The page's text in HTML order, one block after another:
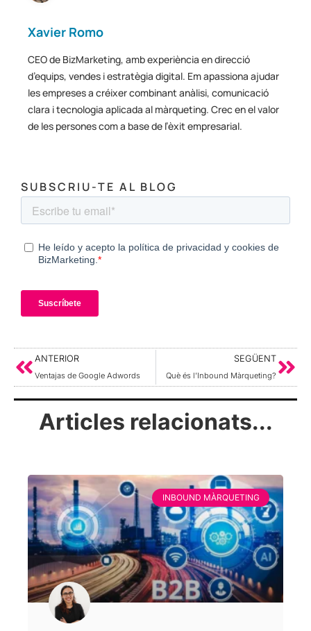
Xavier Romo
CEO de BizMarketing, amb experiència en direcció
d’equips, vendes i estratègia digital. Em apassiona ajudar
les empreses a créixer combinant anàlisi, comunicació
clara i tecnologia aplicada al màrqueting. Crec en el valor
de les persones com a base de l’èxit empresarial.
SUBSCRIU-TE AL BLOG
ANTERIOR
Ventajas de Google Adwords
SEGÜENT
Què és l’Inbound Màrqueting?
Articles relacionats...
INBOUND MÀRQUETING